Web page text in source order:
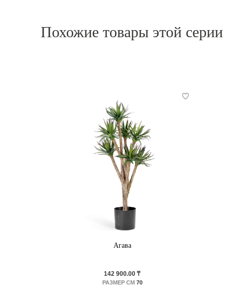
Похожие товары этой серии
Агава
142 900.00 ₸
РАЗМЕР СМ70